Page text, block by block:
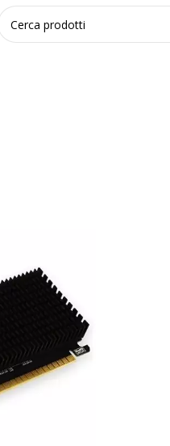
GT710 2GB DDR3-